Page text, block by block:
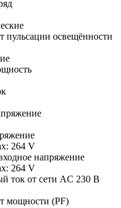
пульсации освещённости
264 V
напряжение
264 V
ток от сети AC 230 В
мощности (PF)